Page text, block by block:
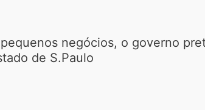
negócios, o governo
de S.Paulo